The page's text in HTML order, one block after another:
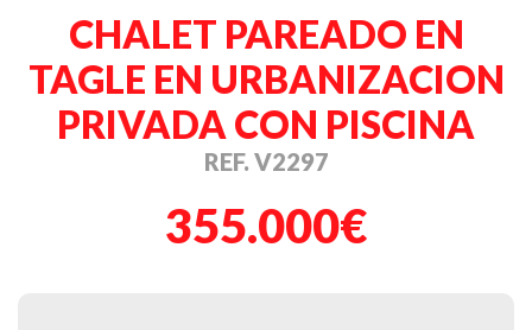
CHALET PAREADO EN
TAGLE EN URBANIZACION
PRIVADA CON PISCINA
REF. V2297
355.000€